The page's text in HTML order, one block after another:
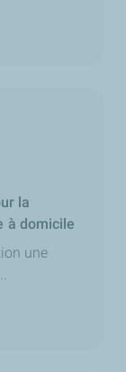
la
à domicile
une